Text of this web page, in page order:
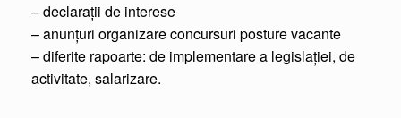
– declaraţii de interese
– anunţuri organizare concursuri posture vacante
– diferite rapoarte: de implementare a legislaţiei, de
activitate, salarizare.